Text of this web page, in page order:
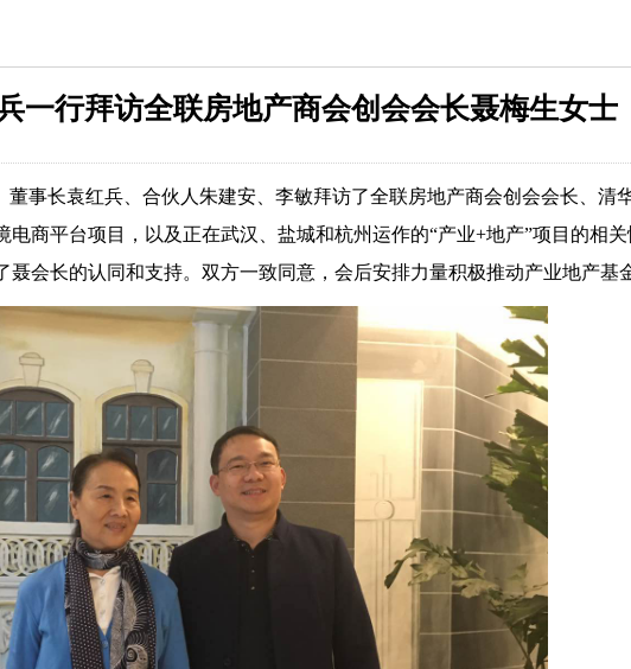
一行拜访全联房地产商会创会会长聂梅生女士
董事长袁红兵、合伙人朱建安、李敏拜访了全联房地产商会创会会长、清
商平台项目，以及正在武汉、盐城和杭州运作的“产业+地产”项目的相
会长的认同和支持。双方一致同意，会后安排力量积极推动产业地产基